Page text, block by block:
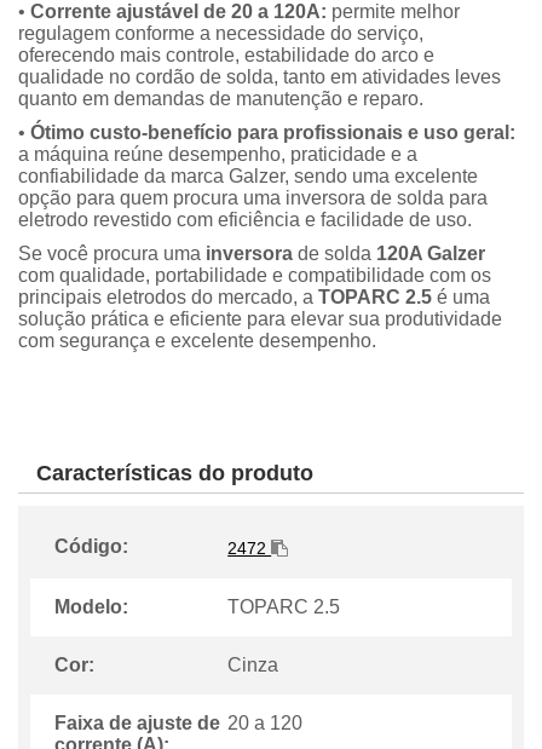
• Corrente ajustável de 20 a 120A: permite melhor
regulagem conforme a necessidade do serviço,
oferecendo mais controle, estabilidade do arco e
qualidade no cordão de solda, tanto em atividades leves
quanto em demandas de manutenção e reparo.
• Ótimo custo-benefício para profissionais e uso geral:
a máquina reúne desempenho, praticidade e a
confiabilidade da marca Galzer, sendo uma excelente
opção para quem procura uma inversora de solda para
eletrodo revestido com eficiência e facilidade de uso.
Se você procura uma inversora de solda 120A Galzer
com qualidade, portabilidade e compatibilidade com os
principais eletrodos do mercado, a TOPARC 2.5 é uma
solução prática e eficiente para elevar sua produtividade
com segurança e excelente desempenho.
Características do produto
Código: 2472
Modelo: TOPARC 2.5
Cor: Cinza
Faixa de ajuste de
corrente (A):
20 a 120